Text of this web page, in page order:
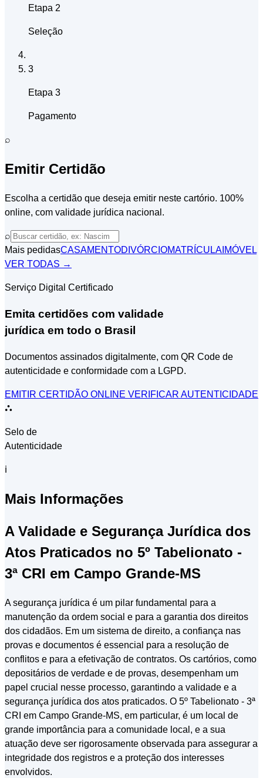
Etapa 2
Seleção
3
Etapa 3
Pagamento
⌕
Emitir Certidão
Escolha a certidão que deseja emitir neste cartório. 100%
online, com validade jurídica nacional.
⌕
Mais pedidasCASAMENTODIVÓRCIOMATRÍCULA IMÓVEL
VER TODAS →
Serviço Digital Certificado
Emita certidões com validade
jurídica em todo o Brasil
Documentos assinados digitalmente, com QR Code de
autenticidade e conformidade com a LGPD.
EMITIR CERTIDÃO ONLINE VERIFICAR AUTENTICIDADE
⛬
Selo de
Autenticidade
ℹ
Mais Informações
A Validade e Segurança Jurídica dos
Atos Praticados no 5º Tabelionato -
3ª CRI em Campo Grande-MS
A segurança jurídica é um pilar fundamental para a
manutenção da ordem social e para a garantia dos direitos
dos cidadãos. Em um sistema de direito, a confiança nas
provas e documentos é essencial para a resolução de
conflitos e para a efetivação de contratos. Os cartórios, como
depositários de verdade e de provas, desempenham um
papel crucial nesse processo, garantindo a validade e a
segurança jurídica dos atos praticados. O 5º Tabelionato - 3ª
CRI em Campo Grande-MS, em particular, é um local de
grande importância para a comunidade local, e a sua
atuação deve ser rigorosamente observada para assegurar a
integridade dos registros e a proteção dos interesses
envolvidos.